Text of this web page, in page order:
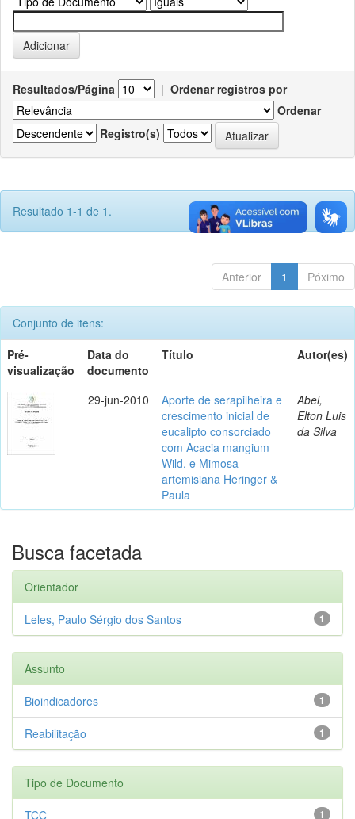
Resultados/Página | Ordenar registros por
Ordenar
Registro(s)
Resultado 1-1 de 1.
Anterior 1 Póximo
Conjunto de itens:
Pré-
visualização
Data do
documento
Título Autor(es)
29-jun-2010
Aporte de serapilheira e
crescimento inicial de
eucalipto consorciado
com Acacia mangium
Wild. e Mimosa
artemisiana Heringer &
Paula
Abel,
Elton Luis
da Silva
Busca facetada
Orientador
1
Leles, Paulo Sérgio dos Santos
Assunto
1
Bioindicadores
1
Reabilitação
Tipo de Documento
1
TCC